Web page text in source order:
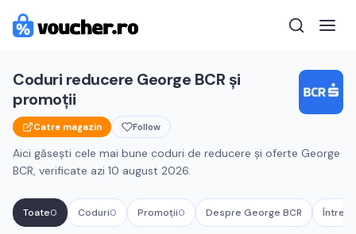
Coduri reducere George BCR și
promoții
Catre magazin Follow
Aici găsești cele mai bune coduri de reducere și oferte George
BCR, verificate azi 10 august 2026.
Toate0 Coduri0 Promoții0 Despre George BCR